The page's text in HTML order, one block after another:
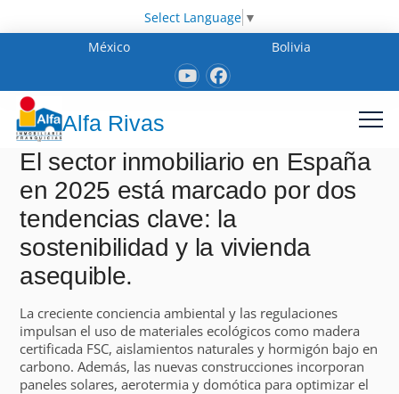
Select Language ▼
México
Bolivia
Alfa Rivas
El sector inmobiliario en España
en 2025 está marcado por dos
tendencias clave: la
sostenibilidad y la vivienda
asequible.
La creciente conciencia ambiental y las regulaciones
impulsan el uso de materiales ecológicos como madera
certificada FSC, aislamientos naturales y hormigón bajo en
carbono. Además, las nuevas construcciones incorporan
paneles solares, aerotermia y domótica para optimizar el